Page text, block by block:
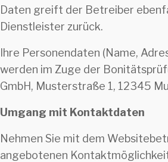
Daten greift der Betreiber
Dienstleister zurück.
Ihre Personendaten (Name,
werden im Zuge der
GmbH, Musterstraße 1, 12345
Umgang mit Kontaktdaten
Nehmen Sie mit dem
angebotenen